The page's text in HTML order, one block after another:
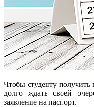
Чтобы студенту
долго ждать своей
заявление на паспорт.